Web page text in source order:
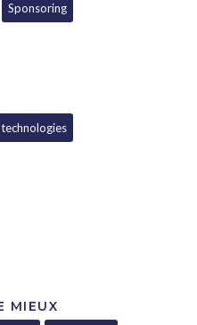
Sponsoring
MIEUX